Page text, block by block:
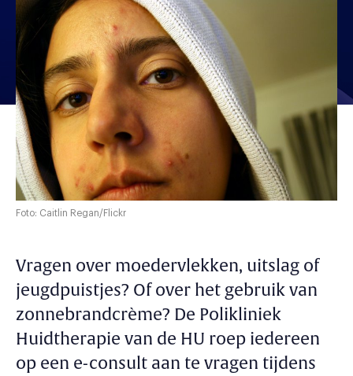
Foto: Caitlin Regan/Flickr
Vragen over moedervlekken, uitslag of
jeugdpuistjes? Of over het gebruik van
zonnebrandcrème? De Polikliniek
Huidtherapie van de HU roep iedereen
op een e-consult aan te vragen tijdens